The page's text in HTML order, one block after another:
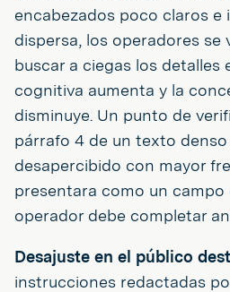
encabezados poco claros e
dispersa, los operadores se
buscar a ciegas los detalles
cognitiva aumenta y la
disminuye. Un punto de
párrafo 4 de un texto denso
desapercibido con mayor
presentara como un
operador debe completar
Desajuste en el público
instrucciones redactadas